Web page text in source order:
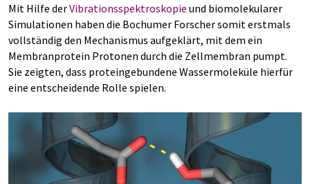
Mit Hilfe derVibrationsspektroskopie und biomolekularer
Simulationen haben die Bochumer Forscher somit erstmals
vollständig den Mechanismus aufgeklärt, mit dem ein
Membranprotein Protonen durch die Zellmembran pumpt.
Sie zeigten, dass proteingebundene Wassermoleküle hierfür
eine entscheidende Rolle spielen.